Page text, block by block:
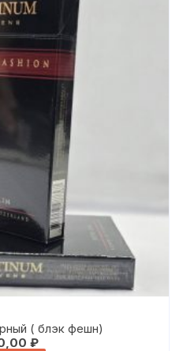
( блэк фешн)
₽